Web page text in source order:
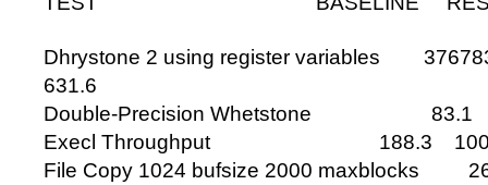
Dhrystone 2 using register variables
631.6
Double-Precision Whetstone 83.1
Execl Throughput 188.3
File Copy 1024 bufsize 2000 maxblocks